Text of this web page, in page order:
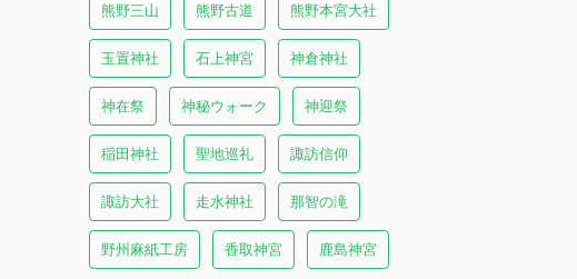
熊野三山 熊野古道 熊野本宮大社
玉置神社 石上神宮 神倉神社
神在祭 神秘ウォーク 神迎祭
稲田神社 聖地巡礼 諏訪信仰
諏訪大社 走水神社 那智の滝
野州麻紙工房 香取神宮 鹿島神宮